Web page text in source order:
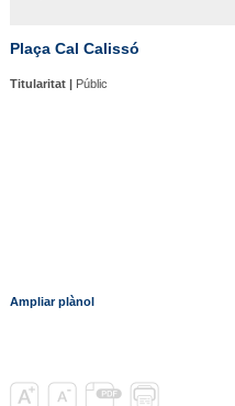
Plaça Cal Calissó
Titularitat |Públic
Ampliar plànol